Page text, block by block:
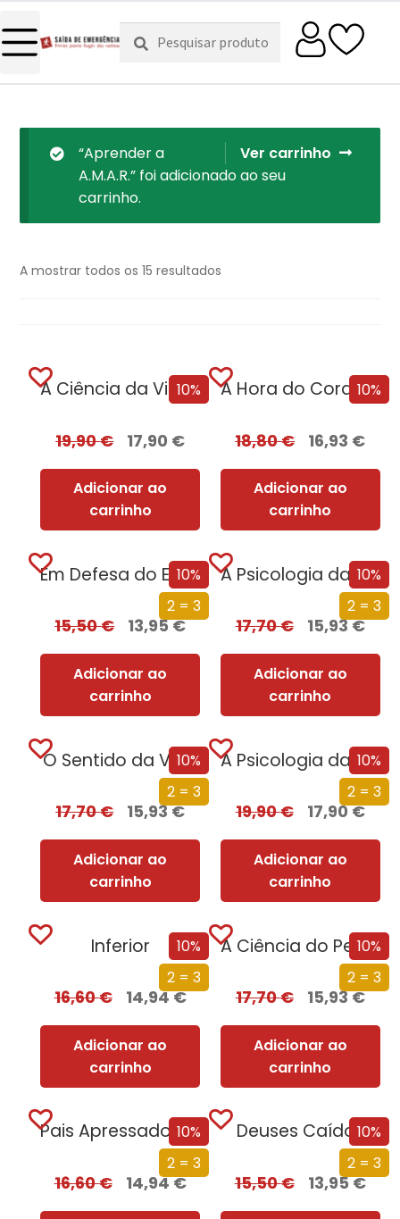
Pesquisar
por:
Pesquisa
Ver carrinho
“Aprender a
A.M.A.R.” foi adicionado ao seu
carrinho.
A mostrar todos os 15 resultados
10%
A Ciência da Vingança
19,90€ 17,90 €
Adicionar ao
carrinho
10%
A Hora do Coração
18,80€ 16,93 €
Adicionar ao
carrinho
10%
2 = 3
Em Defesa do Erotismo
15,50€ 13,95€
Adicionar ao
carrinho
10%
2 = 3
A Psicologia da Estupidez na Política
17,70€ 15,93€
Adicionar ao
carrinho
10%
2 = 3
O Sentido da Vida
17,70€ 15,93€
Adicionar ao
carrinho
10%
2 = 3
A Psicologia da Estupidez
19,90€ 17,90€
Adicionar ao
carrinho
10%
2 = 3
Inferior
16,60€ 14,94€
Adicionar ao
carrinho
10%
2 = 3
A Ciência do Pecado
17,70€ 15,93€
Adicionar ao
carrinho
10%
2 = 3
Pais Apressados Filhos Stressados
16,60€ 14,94€
10%
2 = 3
Deuses Caídos
15,50€ 13,95€